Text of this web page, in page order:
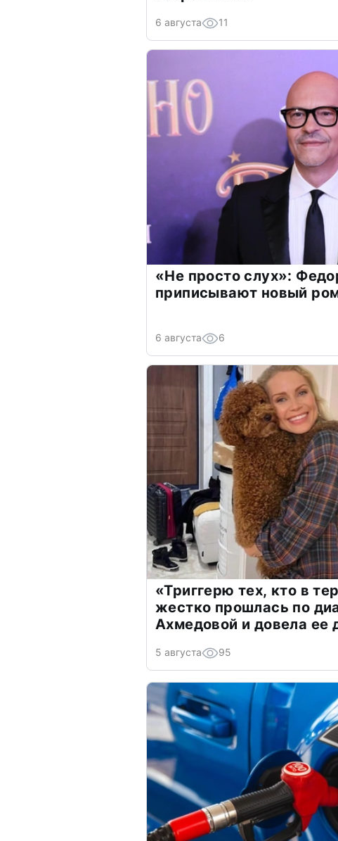
6 августа 11
«Не просто слух»:
приписывают новый
6 августа 6
«Триггерю тех, кто в
жестко прошлась по
Ахмедовой и довела ее
5 августа 95